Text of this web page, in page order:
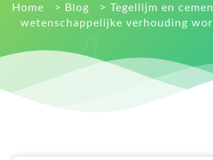
Home > Blog > Tegellijm en
wetenschappelijke verhouding